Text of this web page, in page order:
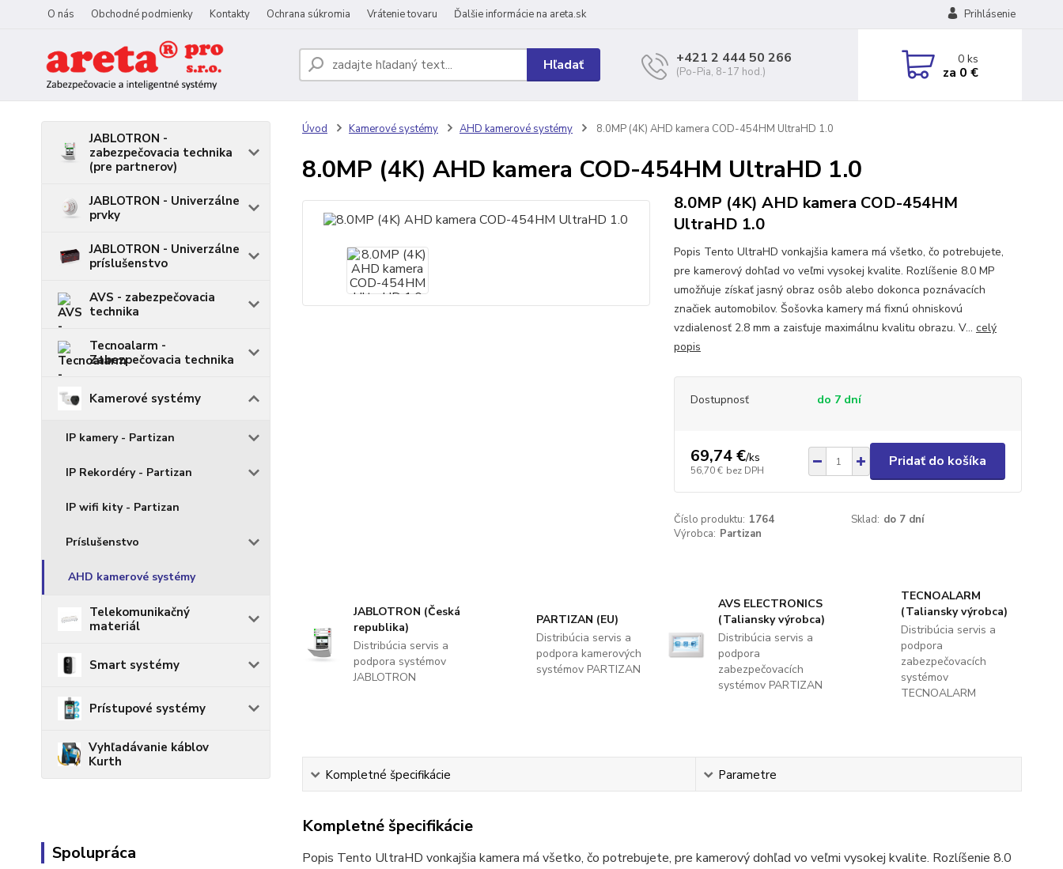
O nás Obchodné podmienky Kontakty Ochrana súkromia Vrátenie tovaru Ďalšie informácie na areta.sk Prihlásenie
Hľadať +421 2 444 50 266
(Po-Pia, 8-17 hod.)
0ks
za 0 €
JABLOTRON -
zabezpečovacia technika
(pre partnerov)
JABLOTRON - Univerzálne
prvky
JABLOTRON - Univerzálne
príslušenstvo
AVS - zabezpečovacia
technika
Tecnoalarm -
Zabezpečovacia technika
Kamerové systémy
IP kamery - Partizan
IP Rekordéry - Partizan
IP wifi kity - Partizan
Príslušenstvo
AHD kamerové systémy
Telekomunikačný
materiál
Smart systémy
Prístupové systémy
Vyhľadávanie káblov
Kurth
Spolupráca
Úvod Kamerové systémy AHD kamerové systémy 8.0MP (4K) AHD kamera COD-454HM UltraHD 1.0
8.0MP (4K) AHD kamera COD-454HM UltraHD 1.0
8.0MP (4K) AHD kamera COD-454HM
UltraHD 1.0
Popis Tento UltraHD vonkajšia kamera má všetko, čo potrebujete,
pre kamerový dohľad vo veľmi vysokej kvalite. Rozlíšenie 8.0 MP
umožňuje získať jasný obraz osôb alebo dokonca poznávacích
značiek automobilov. Šošovka kamery má fixnú ohniskovú
vzdialenosť 2.8 mm a zaisťuje maximálnu kvalitu obrazu. V... celý
popis
Dostupnosť do 7 dní
69,74 €/ks
56,70 € bez DPH
Pridať do košíka
Číslo produktu: 1764 Sklad: do 7 dní
Výrobca: Partizan
JABLOTRON (Česká
republika)
Distribúcia servis a
podpora systémov
JABLOTRON
PARTIZAN (EU)
Distribúcia servis a
podpora kamerových
systémov PARTIZAN
AVS ELECTRONICS
(Taliansky výrobca)
Distribúcia servis a
podpora
zabezpečovacích
systémov PARTIZAN
TECNOALARM
(Taliansky výrobca)
Distribúcia servis a
podpora
zabezpečovacích
systémov
TECNOALARM
Kompletné špecifikácie Parametre
Kompletné špecifikácie
Popis Tento UltraHD vonkajšia kamera má všetko, čo potrebujete, pre kamerový dohľad vo veľmi vysokej kvalite. Rozlíšenie 8.0